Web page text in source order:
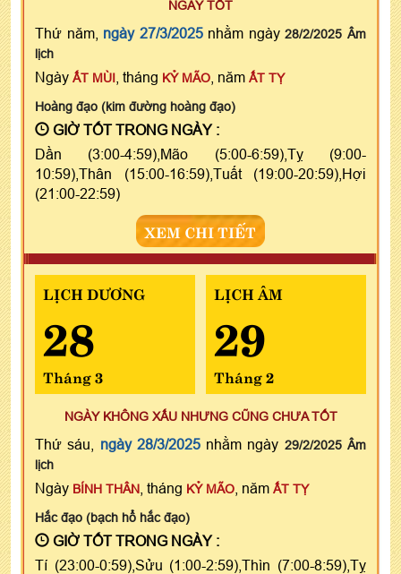
NGÀY TỐT
Thứ năm, ngày 27/3/2025nhằm ngày28/2/2025 Âm
lịch
Ngày ẤT MÙI , tháng KỶ MÃO , năm ẤT TỴ
Hoàng đạo (kim đường hoàng đạo)
GIỜ TỐT TRONG NGÀY :
Dần (3:00-4:59),Mão (5:00-6:59),Tỵ (9:00-
10:59),Thân (15:00-16:59),Tuất (19:00-20:59),Hợi
(21:00-22:59)
XEM CHI TIẾT
LỊCH DƯƠNG
28
Tháng 3
LỊCH ÂM
29
Tháng 2
NGÀY KHÔNG XẤU NHƯNG CŨNG CHƯA TỐT
Thứ sáu, ngày 28/3/2025nhằm ngày 29/2/2025 Âm
lịch
Ngày BÍNH THÂN , tháng KỶ MÃO , năm ẤT TỴ
Hắc đạo (bạch hổ hắc đạo)
GIỜ TỐT TRONG NGÀY :
Tí (23:00-0:59),Sửu (1:00-2:59),Thìn (7:00-8:59),Tỵ